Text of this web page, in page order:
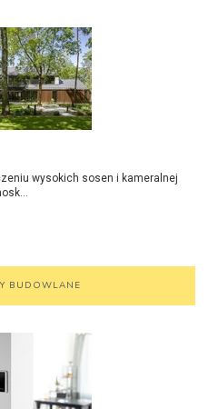
wysokich sosen i kameralnej
BUDOWLANE